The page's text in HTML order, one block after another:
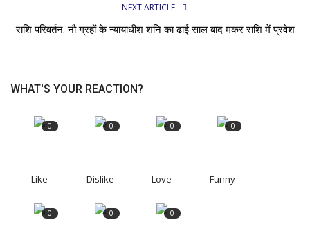
NEXT ARTICLE
राशि परिवर्तन: नौ ग्रहों के न्यायाधीश शनि का ढाई साल बाद मकर राशि में प्रवेश
WHAT'S YOUR REACTION?
0
Like
0
Dislike
0
Love
0
Funny
0 0 0